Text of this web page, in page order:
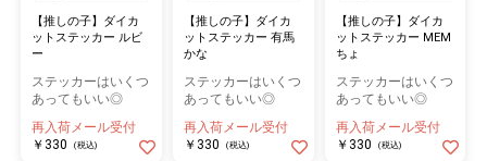
【推しの子】ダイカ
ットステッカー ルビ
ー
ステッカーはいくつ
あってもいい◎
再入荷メール受付
￥330
(税込)
【推しの子】ダイカ
ットステッカー 有馬
かな
ステッカーはいくつ
あってもいい◎
再入荷メール受付
￥330
(税込)
【推しの子】ダイカ
ットステッカー MEM
ちょ
ステッカーはいくつ
あってもいい◎
再入荷メール受付
￥330
(税込)